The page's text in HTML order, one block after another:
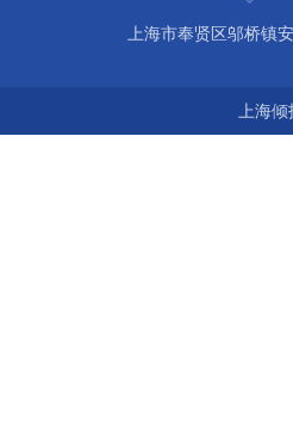
上海市奉贤区邬桥镇
上海